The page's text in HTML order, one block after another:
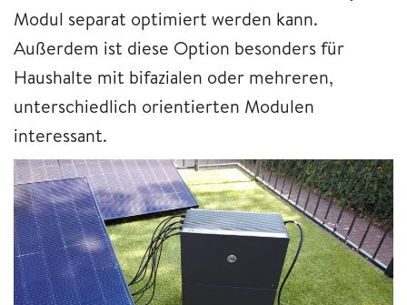
Modul separat optimiert werden kann.
Außerdem ist diese Option besonders für
Haushalte mit bifazialen oder mehreren,
unterschiedlich orientierten Modulen
interessant.